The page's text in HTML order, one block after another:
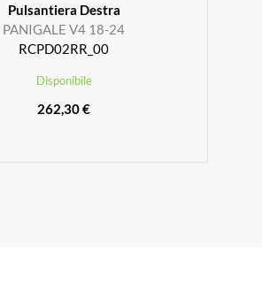
Pulsantiera Destra
PANIGALE V4 18-24
RCPD02RR_00
Disponibile
262,30 €